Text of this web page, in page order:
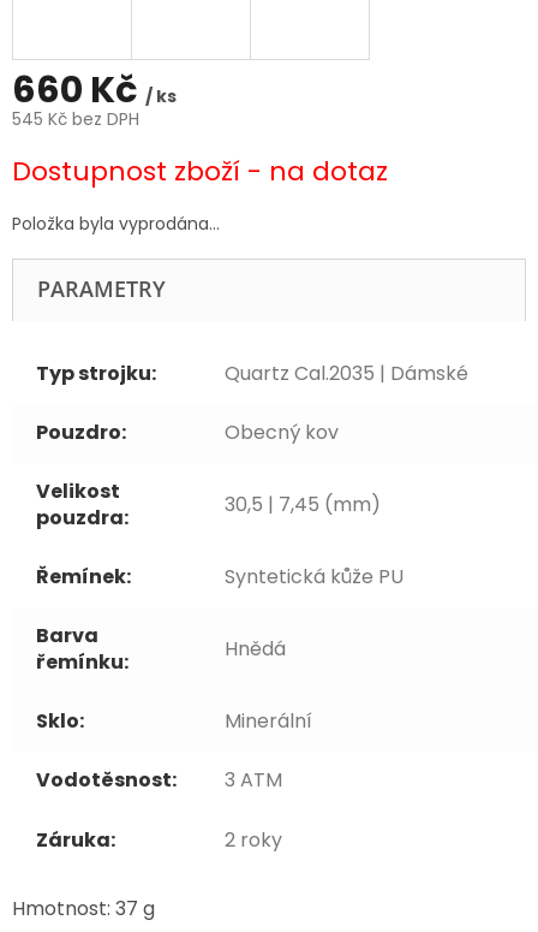
660 Kč / ks
545 Kč bez DPH
cena:
Dostupnost zboží - na dotaz
Položka byla vyprodána…
PARAMETRY
Typ strojku: Quartz Cal.2035 | Dámské
Pouzdro: Obecný kov
Velikost
pouzdra:
30,5 | 7,45 (mm)
Řemínek: Syntetická kůže PU
Barva
řemínku:
Hnědá
Sklo: Minerální
Vodotěsnost: 3 ATM
Záruka: 2 roky
Hmotnost: 37 g